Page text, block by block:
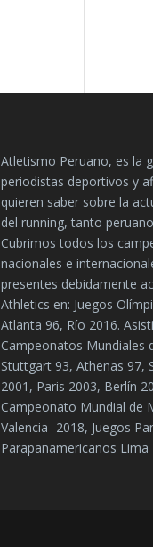
Atletismo Peruano, es la
periodistas deportivos y
quieren saber sobre la
del running, tanto
Cubrimos todos los
nacionales e
presentes debidamente
Athletics en: Juegos
Atlanta 96, Río 2016.
Campeonatos Mundiales
Stuttgart 93, Athenas 97,
2001, Paris 2003, Berlín
Campeonato Mundial de
Valencia- 2018, Juegos
Parapanamericanos Lima